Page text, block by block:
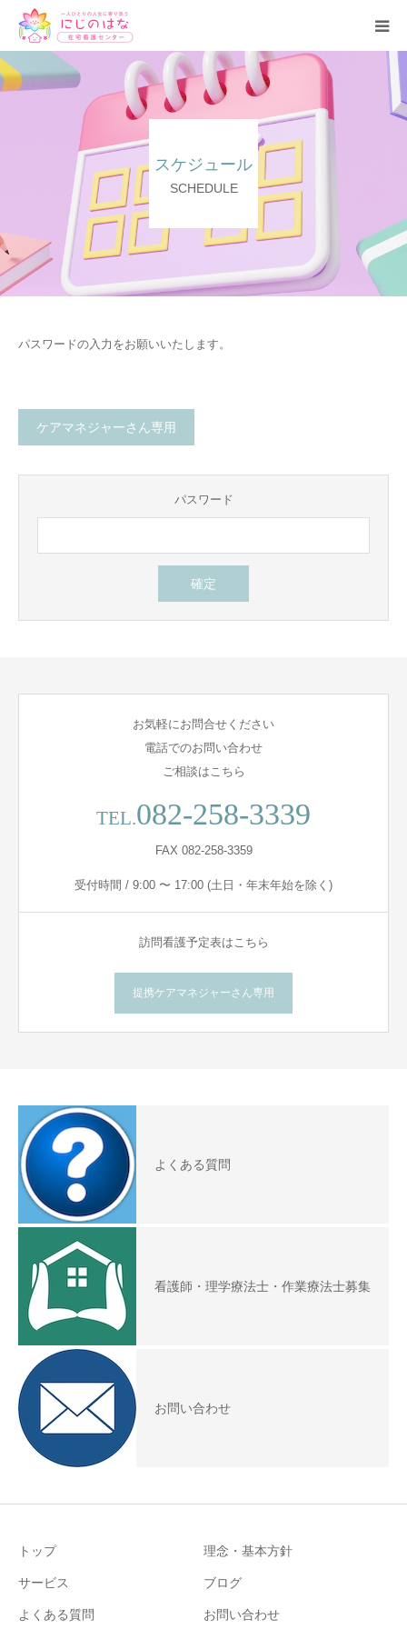
スケジュール
SCHEDULE
パスワードの入力をお願いいたします。
ケアマネジャーさん専用
パスワード
お気軽にお問合せください
電話でのお問い合わせ
ご相談はこちら
TEL.082-258-3339
FAX 082-258-3359
受付時間 / 9:00 〜 17:00 (土日・年末年始を除く)
訪問看護予定表はこちら
提携ケアマネジャーさん専用
よくある質問
看護師・理学療法士・作業療法士募集
お問い合わせ
トップ 理念・基本方針
サービス ブログ
よくある質問 お問い合わせ
トップ
事業所紹介
理念・基本方針
サービス
ブログ
よくある質問